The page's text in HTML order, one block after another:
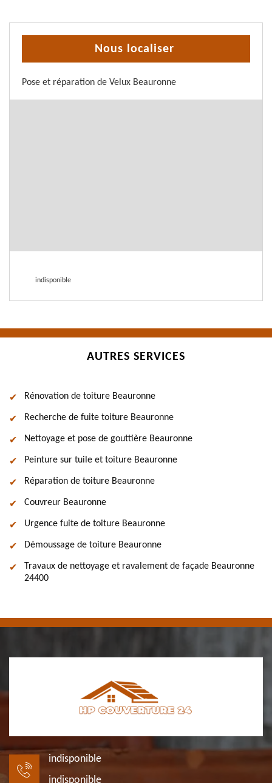
Nous localiser
Pose et réparation de Velux Beauronne
indisponible
AUTRES SERVICES
Rénovation de toiture Beauronne
Recherche de fuite toiture Beauronne
Nettoyage et pose de gouttière Beauronne
Peinture sur tuile et toiture Beauronne
Réparation de toiture Beauronne
Couvreur Beauronne
Urgence fuite de toiture Beauronne
Démoussage de toiture Beauronne
Travaux de nettoyage et ravalement de façade Beauronne
24400
indisponible
indisponible